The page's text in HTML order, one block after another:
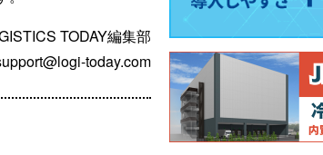
TODAY編集部
today.com